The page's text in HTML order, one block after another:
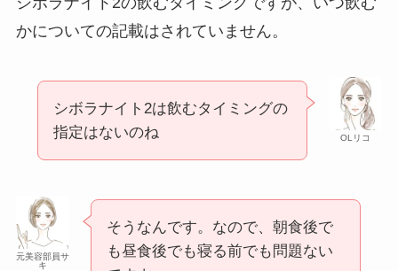
かについての記載はされていません。
OLリコ
シボラナイト2は飲むタイミングの
指定はないのね
元美容部員サ
キ
そうなんです。なので、朝食後で
も昼食後でも寝る前でも問題ない